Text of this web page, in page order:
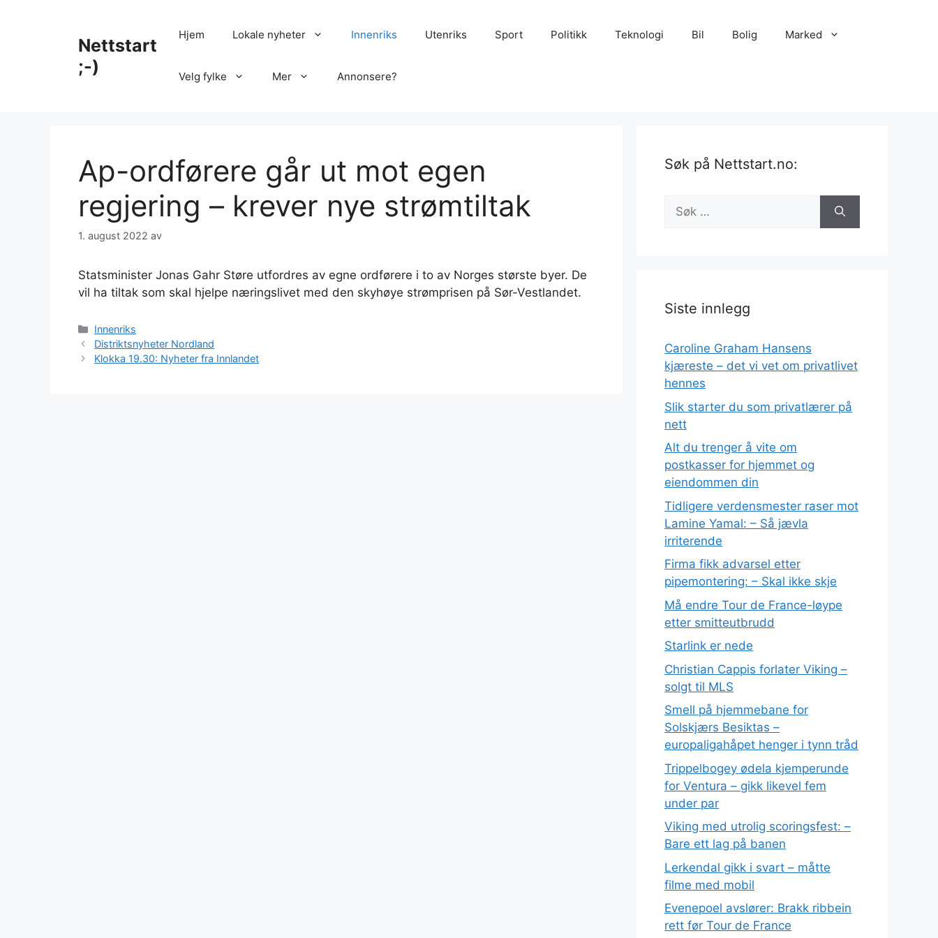
Nettstart
;-)
Hjem Lokale nyheter Innenriks Utenriks Sport Politikk Teknologi Bil Bolig Marked
Velg fylke Mer Annonsere?
Ap-ordførere går ut mot egen
regjering – krever nye strømtiltak
1. august 2022 av
Statsminister Jonas Gahr Støre utfordres av egne ordførere i to av Norges største byer. De
vil ha tiltak som skal hjelpe næringslivet med den skyhøye strømprisen på Sør-Vestlandet.
Kategorier
Innenriks
Distriktsnyheter Nordland
Klokka 19.30: Nyheter fra Innlandet
Søk på Nettstart.no:
Søk
etter:
Siste innlegg
Caroline Graham Hansens
kjæreste – det vi vet om privatlivet
hennes
Slik starter du som privatlærer på
nett
Alt du trenger å vite om
postkasser for hjemmet og
eiendommen din
Tidligere verdensmester raser mot
Lamine Yamal: – Så jævla
irriterende
Firma fikk advarsel etter
pipemontering: – Skal ikke skje
Må endre Tour de France-løype
etter smitteutbrudd
Starlink er nede
Christian Cappis forlater Viking –
solgt til MLS
Smell på hjemmebane for
Solskjærs Besiktas –
europaligahåpet henger i tynn tråd
Trippelbogey ødela kjemperunde
for Ventura – gikk likevel fem
under par
Viking med utrolig scoringsfest: –
Bare ett lag på banen
Lerkendal gikk i svart – måtte
filme med mobil
Evenepoel avslører: Brakk ribbein
rett før Tour de France